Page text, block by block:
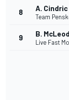
8 A. Cindric
Team
9 B. McLeod
Live Fast